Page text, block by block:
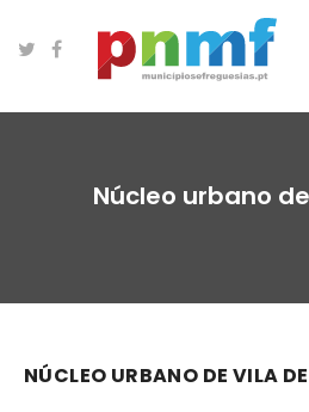
Núcleo urbano
NÚCLEO URBANO DE VILA